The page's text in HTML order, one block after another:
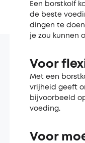
Een borstkolf
de beste
dingen te
je zou kunnen
Voor
Met een
vrijheid geeft
bijvoorbeeld
voeding.
Voor